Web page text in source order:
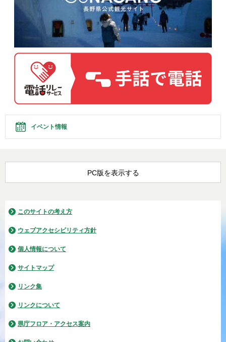
イベント情報
PC版を表示する
このサイトの考え方
ウェブアクセシビリティ方針
個人情報について
サイトマップ
リンク集
リンクについて
県庁フロア・アクセス案内